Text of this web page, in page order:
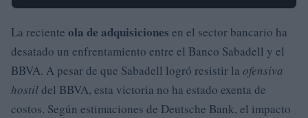
La reciente ola de adquisiciones en el sector bancario ha
desatado un enfrentamiento entre el Banco Sabadell y el
BBVA. A pesar de que Sabadell logró resistir la ofensiva
hostildel BBVA, esta victoria no ha estado exenta de
costos. Según estimaciones de Deutsche Bank, el impacto